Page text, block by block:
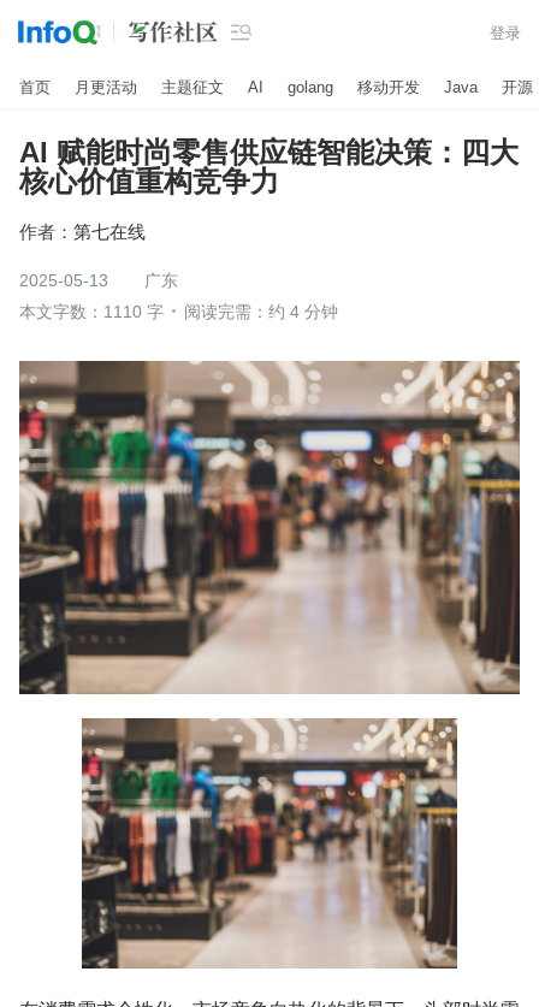
 登录
首页 月更活动 主题征文 AI golang 移动开发 Java 开源
AI 赋能时尚零售供应链智能决策：四大
核心价值重构竞争力
作者： 第七在线
2025-05-13
广东
本文字数：1110 字
阅读完需：约 4 分钟